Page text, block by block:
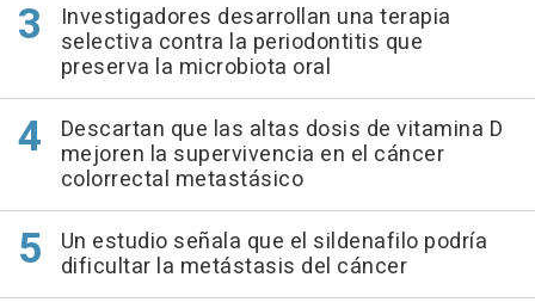
Investigadores desarrollan una terapia
selectiva contra la periodontitis que
preserva la microbiota oral
Descartan que las altas dosis de vitamina D
mejoren la supervivencia en el cáncer
colorrectal metastásico
Un estudio señala que el sildenafilo podría
dificultar la metástasis del cáncer